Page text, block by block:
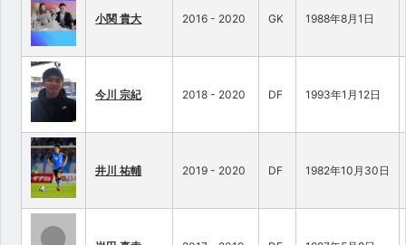
小関 貴大 2016 - 2020 GK 1988年8月1日
今川 宗紀 2018 - 2020 DF 1993年1月12日
井川 祐輔 2019 - 2020 DF 1982年10月30日